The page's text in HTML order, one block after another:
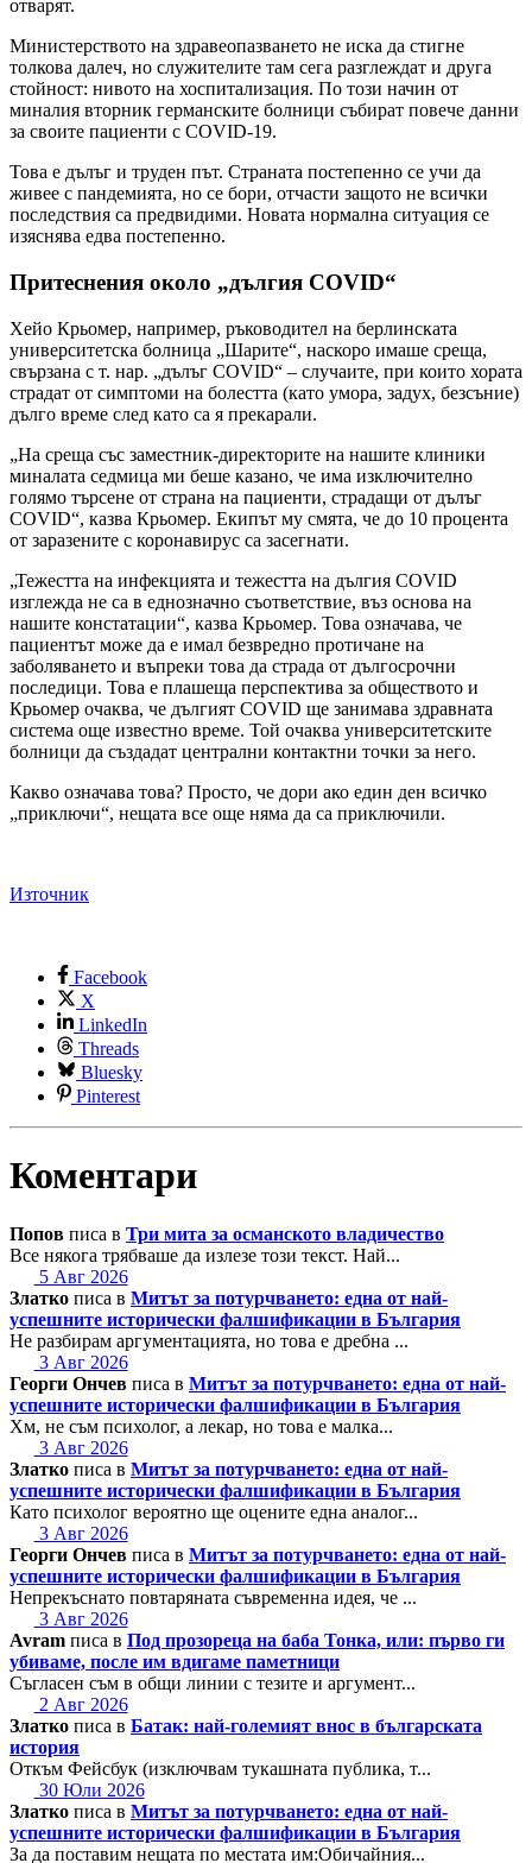
отварят.
Министерството на здравеопазването не иска да стигне
толкова далеч, но служителите там сега разглеждат и друга
стойност: нивото на хоспитализация. По този начин от
миналия вторник германските болници събират повече данни
за своите пациенти с COVID-19.
Това е дълъг и труден път. Страната постепенно се учи да
живее с пандемията, но се бори, отчасти защото не всички
последствия са предвидими. Новата нормална ситуация се
изяснява едва постепенно.
Притеснения около „дългия COVID“
Хейо Крьомер, например, ръководител на берлинската
университетска болница „Шарите“, наскоро имаше среща,
свързана с т. нар. „дълъг COVID“ – случаите, при които хората
страдат от симптоми на болестта (като умора, задух, безсъние)
дълго време след като са я прекарали.
„На среща със заместник-директорите на нашите клиники
миналата седмица ми беше казано, че има изключително
голямо търсене от страна на пациенти, страдащи от дълъг
COVID“, казва Крьомер. Екипът му смята, че до 10 процента
от заразените с коронавирус са засегнати.
„Тежестта на инфекцията и тежестта на дългия COVID
изглежда не са в еднозначно съответствие, въз основа на
нашите констатации“, казва Крьомер. Това означава, че
пациентът може да е имал безвредно протичане на
заболяването и въпреки това да страда от дългосрочни
последици. Това е плашеща перспектива за обществото и
Крьомер очаква, че дългият COVID ще занимава здравната
система още известно време. Той очаква университетските
болници да създадат централни контактни точки за него.
Какво означава това? Просто, че дори ако един ден всичко
„приключи“, нещата все още няма да са приключили.
Източник
Facebook
X
LinkedIn
Threads
Bluesky
Pinterest
Коментари
Попов писа в Три мита за османското владичество
Все някога трябваше да излезе този текст. Най...
5 Авг 2026
Златко писа в Митът за потурчването: една от най-
успешните исторически фалшификации в България
Не разбирам аргументацията, но това е дребна ...
3 Авг 2026
Георги Ончев писа в Митът за потурчването: една от най-
успешните исторически фалшификации в България
Хм, не съм психолог, а лекар, но това е малка...
3 Авг 2026
Златко писа в Митът за потурчването: една от най-
успешните исторически фалшификации в България
Като психолог вероятно ще оцените една аналог...
3 Авг 2026
Георги Ончев писа в Митът за потурчването: една от най-
успешните исторически фалшификации в България
Непрекъснато повтаряната съвременна идея, че ...
3 Авг 2026
Avram писа в Под прозореца на баба Тонка, или: първо ги
убиваме, после им вдигаме паметници
Съгласен съм в общи линии с тезите и аргумент...
2 Авг 2026
Златко писа в Батак: най-големият внос в българската
история
Откъм Фейсбук (изключвам тукашната публика, т...
30 Юли 2026
Златко писа в Митът за потурчването: една от най-
успешните исторически фалшификации в България
За да поставим нещата по местата им:Обичайния...